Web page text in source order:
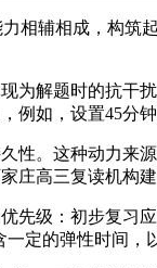
辅相成，构筑
解题时的抗干
如，设置45分
。这种动力来
高三复读机构
级：初步复习
定的弹性时间，